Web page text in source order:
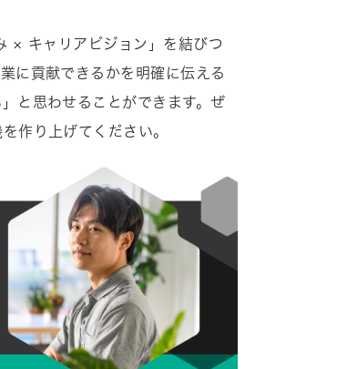
× キャリアビジョン」を結びつ
に貢献できるかを明確に伝える
と思わせることができます。ぜ
作り上げてください。